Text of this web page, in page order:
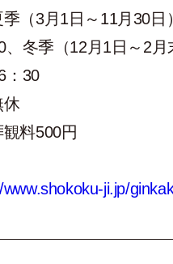
（3月1日～11月30日
、冬季（12月1日～2月
：30
休
料500円
ji.jp/